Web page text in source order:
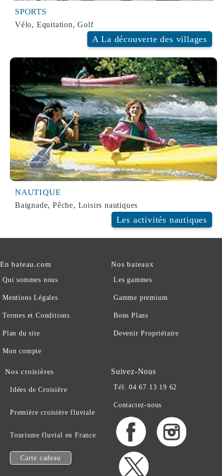
SPORTS
Vélo, Equitation, Golf
A La découverte des villages
NAUTIQUE
Baignade, Pêche, Loisirs nautiques
Les activités nautiques
En bateau.com
Qui sommes nous
Mentions Légales
Termes et Conditions
Plan du site
Mon compte
Nos bateaux
Les gammes
Gamme premium
Bons Plans
Devenir Propriétaire
Nos croisières
Idées de Croisière
Première croisière fluviale
Tourisme fluvial en France
Carte cadeau
Suivez-Nous
Tél: 04 67 13 19 62
Contactez-nous